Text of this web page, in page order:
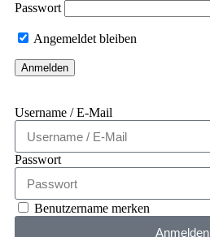
Passwort
Angemeldet bleiben
Username / E-Mail
Passwort
Benutzername merken
Anmelden